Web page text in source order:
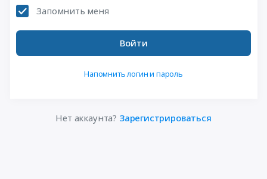
Запомнить меня
Войти
Напомнить логин и пароль
Нет аккаунта? Зарегистрироваться